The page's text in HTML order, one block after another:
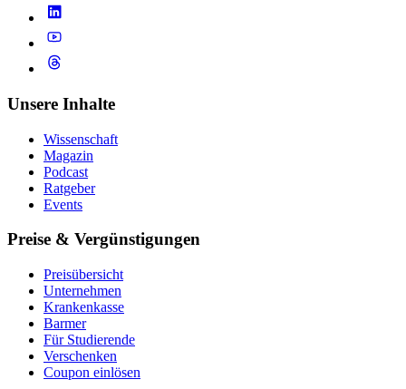
Unsere Inhalte
Wissenschaft
Magazin
Podcast
Ratgeber
Events
Preise & Vergünstigungen
Preisübersicht
Unternehmen
Krankenkasse
Barmer
Für Studierende
Ver­schen­ken
Coupon einlösen